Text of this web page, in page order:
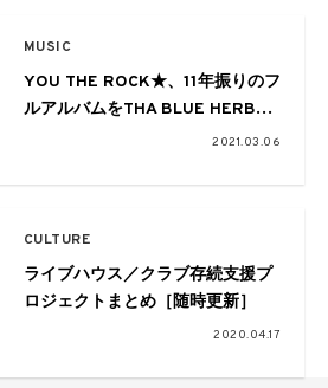
MUSIC
YOU THE ROCK★、11年振りのフ
ルアルバムをTHA BLUE HERB全
面プロデュースでリリース2021.03.06
CULTURE
ライブハウス／クラブ存続支援プ
ロジェクトまとめ［随時更新］
2020.04.17